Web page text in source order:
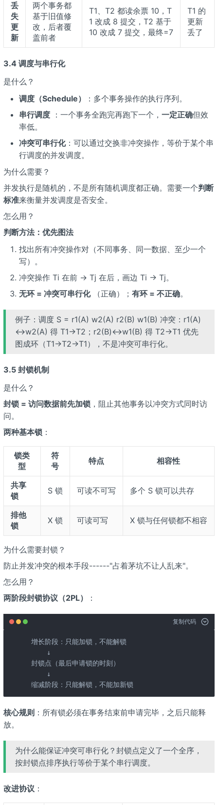
丢
失
更
新
两个事务都
基于旧值修
改，后者覆
盖前者
T1、T2 都读余票 10，T
1 改成 8 提交，T2 基于
10 改成 7 提交，最终=7
T1 的
更新
丢了
3.4 调度与串行化
是什么？
调度（Schedule）
：多个事务操作的执行序列。
串行调度：一个事务全跑完再跑下一个， 一定正确但效
率低。
冲突可串行化：可以通过交换非冲突操作，等价于某个串
行调度的并发调度。
为什么需要？
并发执行是随机的，不是所有随机调度都正确。需要一个判断
标准来衡量并发调度是否安全。
怎么用？
判断方法：优先图法
找出所有冲突操作对（不同事务、同一数据、至少一个
写）。
冲突操作 Ti 在前 → Tj 在后，画边 Ti → Tj。
无环 = 冲突可串行化（正确）； 有环 = 不正确。
例子：调度 S = r1(A) w2(A) r2(B) w1(B) 冲突：r1(A)
↔w2(A) 得 T1→T2；r2(B)↔w1(B) 得 T2→T1 优先
图成环（T1→T2→T1），不是冲突可串行化。
3.5 封锁机制
是什么？
封锁 = 访问数据前先加锁，阻止其他事务以冲突方式同时访
问。
两种基本锁：
锁类
型
符
号
特点 相容性
共享
锁
S 锁 可读不可写 多个 S 锁可以共存
排他
锁
X 锁 可读可写 X 锁与任何锁都不相容
为什么需要封锁？
防止并发冲突的根本手段------"占着茅坑不让人乱来"。
怎么用？
两阶段封锁协议（2PL）
：
复制代码
增长阶段：只能加锁，不能解锁
↓
封锁点（最后申请锁的时刻）
↓
缩减阶段：只能解锁，不能加新锁
核心规则 ：所有锁必须在事务结束前申请完毕，之后只能释
放。
为什么能保证冲突可串行化？封锁点定义了一个全序，
按封锁点排序执行等价于某个串行调度。
改进协议 ：